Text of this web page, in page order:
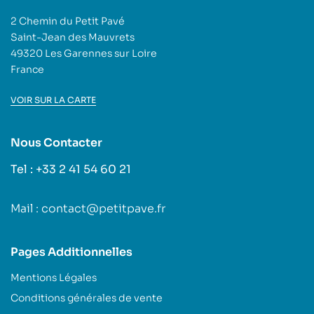
2 Chemin du Petit Pavé
Saint-Jean des Mauvrets
49320 Les Garennes sur Loire
France
VOIR SUR LA CARTE
Nous Contacter
Tel : +33 2 41 54 60 21
Mail : contact@petitpave.fr
Pages Additionnelles
Mentions Légales
Conditions générales de vente